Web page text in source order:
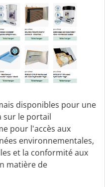
disponibles pour une
sur le portail
pour l'accès aux
environnementales,
et la conformité aux
matière de